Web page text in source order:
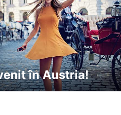
în Austria!